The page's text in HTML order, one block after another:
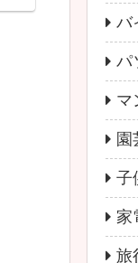
バ
パ
マ
園
子
家
旅